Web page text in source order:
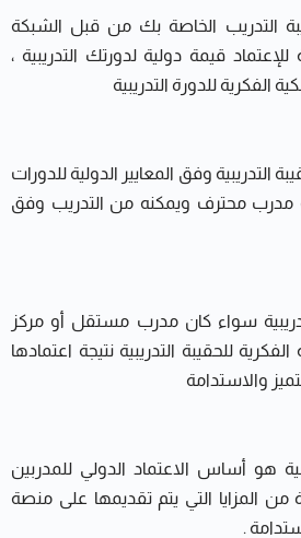
التدريب الخاصة بك من قبل الشبكة
للإعتماد قيمة دولية لدورتك التدريبية ،
للدورة التدريبية
التدريبية وفق المعايير الدولية للدورات
مدرب محترف ويمكنه من التدريب وفق
سواء كان مدرب مستقل أو مركز
للحقيبة التدريبية نتيجة اعتمادها
والاستدامة
هو أساس الاعتماد الدولي للمدربين
من المزايا التي يتم تقديمها على منصة
.